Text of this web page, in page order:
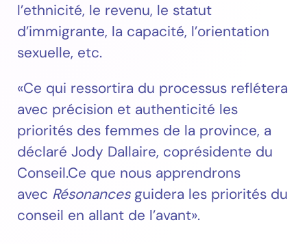
l’ethnicité, le revenu, le statut
d’immigrante, la capacité, l’orientation
sexuelle, etc.
«Ce qui ressortira du processus reflétera
avec précision et authenticité les
priorités des femmes de la province, a
déclaré Jody Dallaire, coprésidente du
Conseil.Ce que nous apprendrons
avec Résonancesguidera les priorités du
conseil en allant de l’avant».